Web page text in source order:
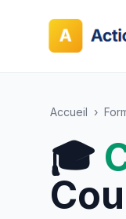
Accueil ›
🎓